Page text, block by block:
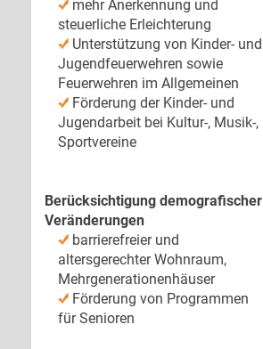
mehr Anerkennung und
steuerliche Erleichterung
Unterstützung von Kinder- und
Jugendfeuerwehren sowie
Feuerwehren im Allgemeinen
Förderung der Kinder- und
Jugendarbeit bei Kultur-, Musik-,
Sportvereine
Berücksichtigung demografischer
Veränderungen
barrierefreier und
altersgerechter Wohnraum,
Mehrgenerationenhäuser
Förderung von Programmen
für Senioren